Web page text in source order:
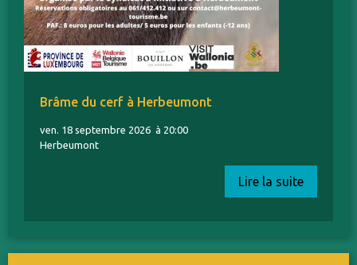
Brâme du cerf à Herbeumont
ven. 18 septembre 2026 à 20:00
Herbeumont
Lire la suite